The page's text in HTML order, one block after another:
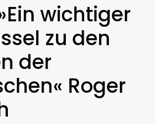
wichtiger
zu den
der
Roger